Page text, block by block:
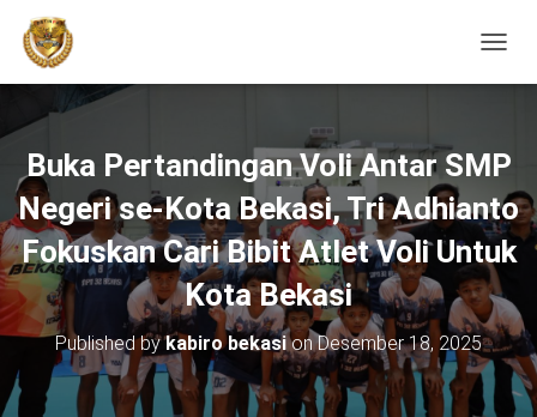
Buka Pertandingan Voli Antar SMP
Negeri se-Kota Bekasi, Tri Adhianto
Fokuskan Cari Bibit Atlet Voli Untuk
Kota Bekasi
Published bykabiro bekasionDesember 18, 2025